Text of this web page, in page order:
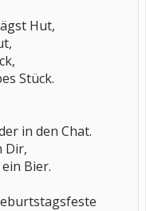
Hut,
Stück.
in den Chat.
Dir,
Bier.